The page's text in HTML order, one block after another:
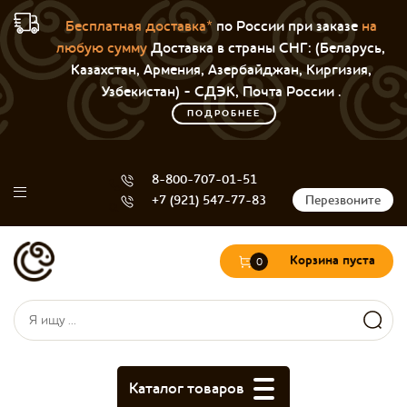
Бесплатная доставка*по России при заказе на
любую суммуДоставка в страны СНГ: (Беларусь,
Казахстан, Армения, Азербайджан, Киргизия,
Узбекистан) - СДЭК, Почта России .
ПОДРОБНЕЕ
8-800-707-01-51
+7 (921) 547-77-83
Перезвоните
Форма поиска
Поиск
0 Корзина пуста
Каталог товаров